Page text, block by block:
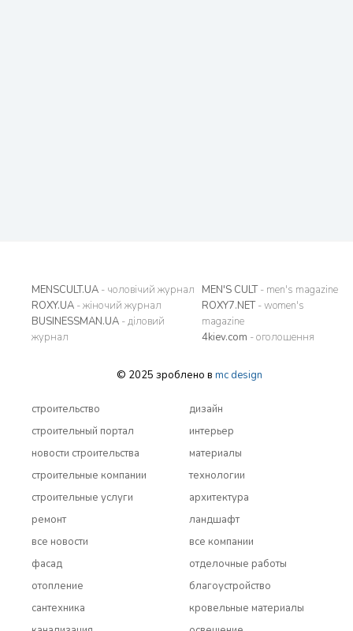
MENSCULT.UA - чоловічий журнал
ROXY.UA - жіночий журнал
BUSINESSMAN.UA - діловий
журнал
MEN'S CULT- men's magazine
ROXY7.NET- women's
magazine
4kiev.com - оголошення
© 2025 зроблено в mc design
строительство
строительный портал
новости строительства
строительные компании
строительные услуги
ремонт
все новости
дизайн
интерьер
материалы
технологии
архитектура
ландшафт
все компании
фасад
отопление
сантехника
отделочные работы
благоустройство
кровельные материалы